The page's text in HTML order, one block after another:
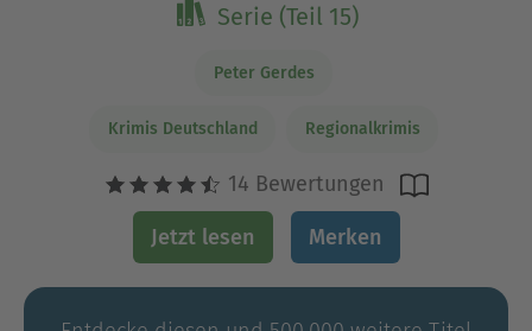
Serie (Teil 15)
Peter Gerdes
Krimis Deutschland Regionalkrimis
14 Bewertungen
Jetzt lesen Merken